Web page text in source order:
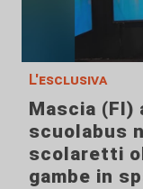
L'esclusiva
Mascia (FI)
scuolabus
scolaretti
gambe in